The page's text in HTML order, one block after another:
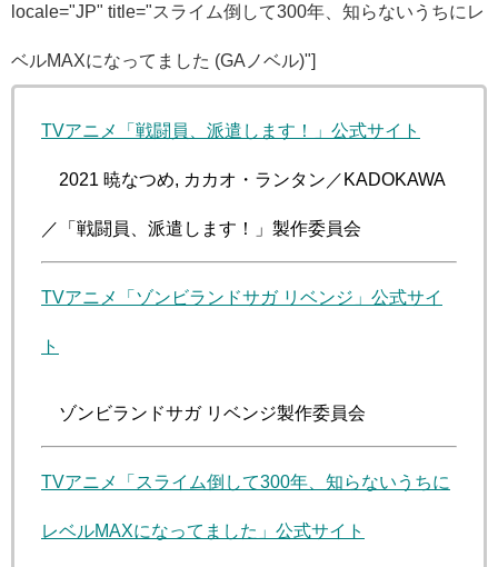
locale="JP" title="スライム倒して300年、知らないうちにレ
ベルMAXになってました (GAノベル)"]
TVアニメ「戦闘員、派遣します！」公式サイト
©2021 暁なつめ, カカオ・ランタン／KADOKAWA
／「戦闘員、派遣します！」製作委員会
TVアニメ「ゾンビランドサガ リベンジ」公式サイ
ト
©ゾンビランドサガ リベンジ製作委員会
TVアニメ「スライム倒して300年、知らないうちに
レベルMAXになってました」公式サイト